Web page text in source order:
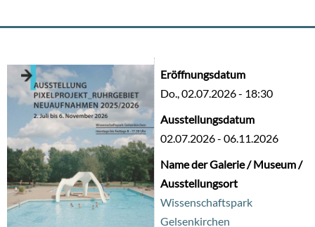
Eröffnungsdatum
Do., 02.07.2026 - 18:30
Ausstellungsdatum
02.07.2026-06.11.2026
Name der Galerie / Museum /
Ausstellungsort
Wissenschaftspark
Gelsenkirchen